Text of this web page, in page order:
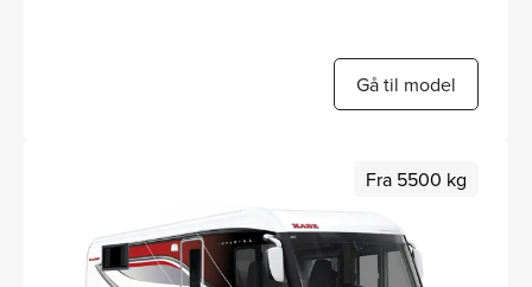
Gå til model
Fra 5500 kg